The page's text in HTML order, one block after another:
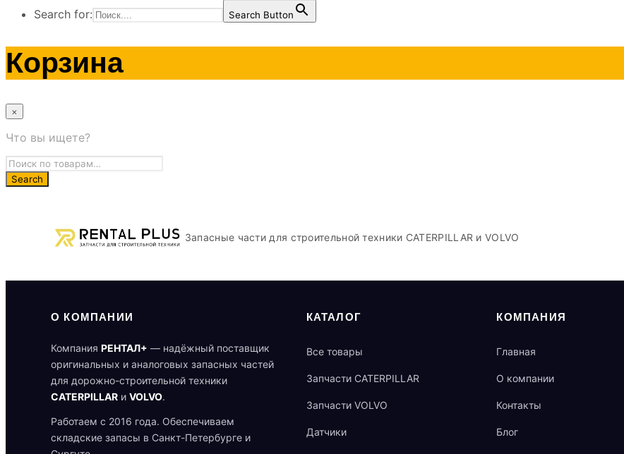
Search for:
Search Button
Корзина
×
Что вы ищете?
Запасные части для строительной техники CATERPILLAR и VOLVO
О КОМПАНИИ
Компания РЕНТАЛ+ — надёжный поставщик
оригинальных и аналоговых запасных частей
для дорожно-строительной техники
CATERPILLAR и VOLVO.
Работаем с 2016 года. Обеспечиваем
складские запасы в Санкт-Петербурге и
КАТАЛОГ
Все товары
Запчасти CATERPILLAR
Запчасти VOLVO
Датчики
КОМПАНИЯ
Главная
О компании
Контакты
Блог